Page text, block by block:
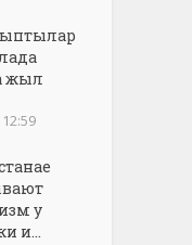
жыл
у
и...